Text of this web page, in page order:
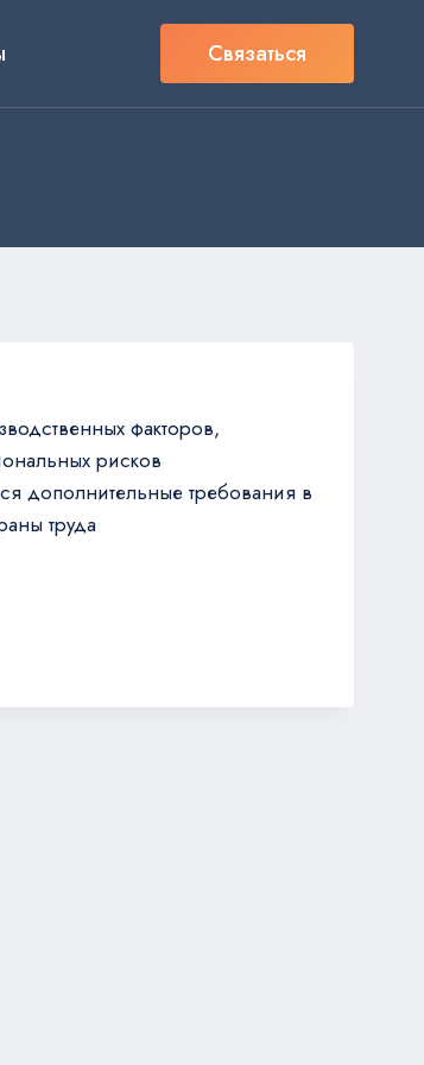
Связаться
факторов,
рисков
дополнительные требования в
труда